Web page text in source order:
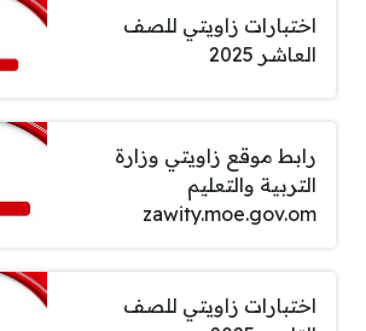
اختبارات زاويتي للصف
العاشر 2025
رابط موقع زاويتي وزارة
التربية والتعليم
zawity.moe.gov.om
اختبارات زاويتي للصف